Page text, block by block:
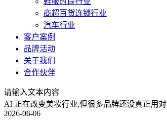
商超百货连锁行业
汽车行业
客户案例
品牌活动
关于我们
合作伙伴
请输入文本内容
AI 正在改变美妆行业,但很多品牌还没真正用对
2026-06-06